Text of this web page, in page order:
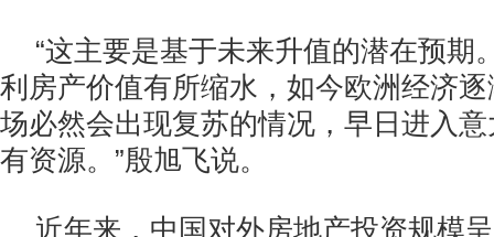
“这主要是基于未来升值的潜在预期
利房产价值有所缩水，如今欧洲经济
场必然会出现复苏的情况，早日进入
有资源。”殷旭飞说。
近年来，中国对外房地产投资规模